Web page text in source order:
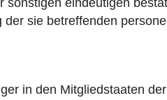
sie betreffenden
in den Mitgliedstaaten